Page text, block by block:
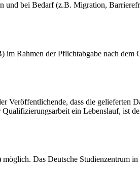
und bei Bedarf (z.B. Migration,
Rahmen der Pflichtabgabe nach dem
Veröffentlichende, dass die gelieferten
ein Lebenslauf, ist
Das Deutsche Studienzentrum in